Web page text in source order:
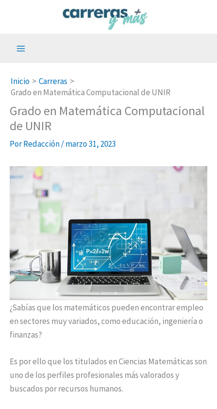
Inicio
Carreras
Grado en Matemática Computacional de UNIR
Grado en Matemática Computacional
de UNIR
PorRedacción/marzo 31, 2023
¿Sabías que los matemáticos pueden encontrar empleo
en sectores muy variados, como educación, ingeniería o
finanzas?
Es por ello que los titulados en Ciencias Matemáticas son
uno de los perfiles profesionales más valorados y
buscados por recursos humanos.